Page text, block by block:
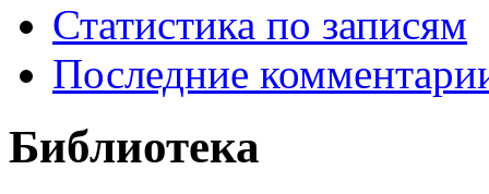
Статистика по записям
Последние
Библиотека